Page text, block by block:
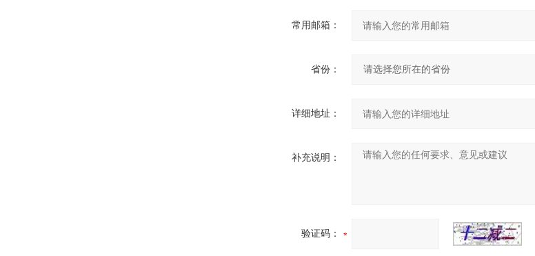
常用邮箱：
省份：
详细地址：
补充说明：
验证码：